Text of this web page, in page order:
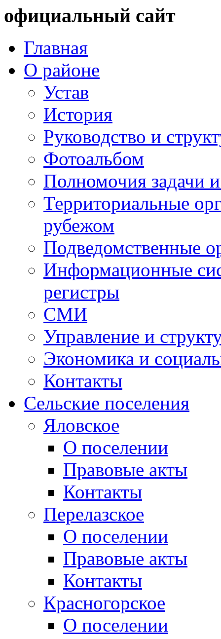
официальный сайт
Главная
О районе
Устав
История
Руководство и
Фотоальбом
Полномочия задачи
Территориальные
рубежом
Подведомственные
Информационные
регистры
СМИ
Управление и
Экономика и
Контакты
Сельские поселения
Яловское
О поселении
Правовые акты
Контакты
Перелазское
О поселении
Правовые акты
Контакты
Красногорское
О поселении